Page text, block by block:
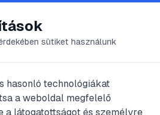
4. perc olvasás
sütiket használunk
hasonló technológiákat
a weboldal megfelelő
a látogatottságot és személyre